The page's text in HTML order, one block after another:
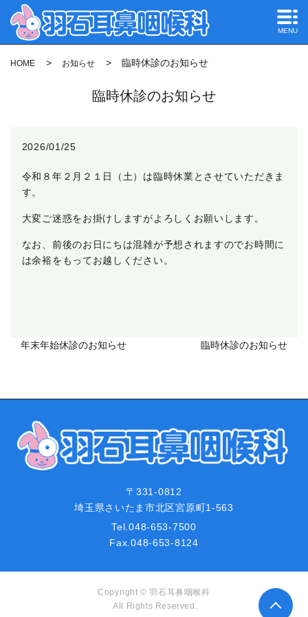
MENU
HOME お知らせ 臨時休診のお知らせ
臨時休診のお知らせ
2026/01/25
令和８年２月２１日（土）は臨時休業とさせていただきま
す。
大変ご迷惑をお掛けしますがよろしくお願いします。
なお、前後のお日にちは混雑が予想されますのでお時間に
は余裕をもってお越しください。
年末年始休診のお知らせ 臨時休診のお知らせ
〒331-0812
埼玉県さいたま市北区宮原町1-563
Tel.048-653-7500
Fax.048-653-8124
Copyright © 羽石耳鼻咽喉科
All Rights Reserved.